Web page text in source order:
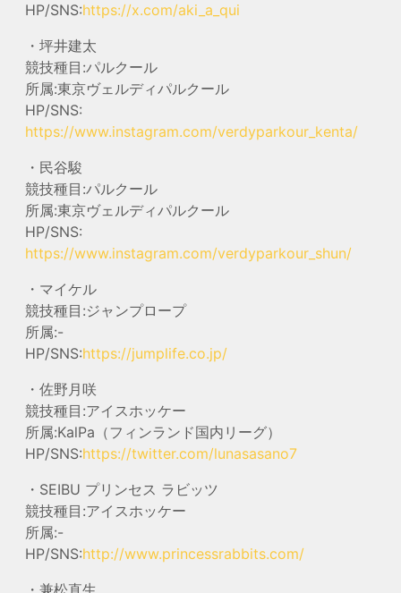
HP/SNS:https://x.com/aki_a_qui
・坪井建太
競技種目:パルクール
所属:東京ヴェルディパルクール
HP/SNS:
https://www.instagram.com/verdyparkour_kenta/
・民谷駿
競技種目:パルクール
所属:東京ヴェルディパルクール
HP/SNS:
https://www.instagram.com/verdyparkour_shun/
・マイケル
競技種目:ジャンプロープ
所属:-
HP/SNS:https://jumplife.co.jp/
・佐野月咲
競技種目:アイスホッケー
所属:KalPa（フィンランド国内リーグ）
HP/SNS:https://twitter.com/lunasasano7
・SEIBU プリンセス ラビッツ
競技種目:アイスホッケー
所属:-
HP/SNS:http://www.princessrabbits.com/